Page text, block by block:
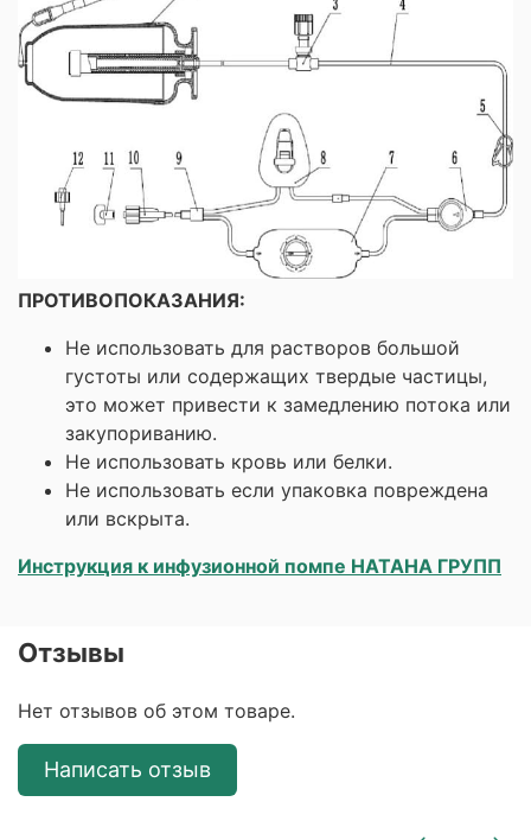
ПРОТИВОПОКАЗАНИЯ:
Не использовать для растворов большой
густоты или содержащих твердые частицы,
это может привести к замедлению потока или
закупориванию.
Не использовать кровь или белки.
Не использовать если упаковка повреждена
или вскрыта.
Инструкция к инфузионной помпе НАТАНА ГРУПП
Отзывы
Нет отзывов об этом товаре.
Написать отзыв